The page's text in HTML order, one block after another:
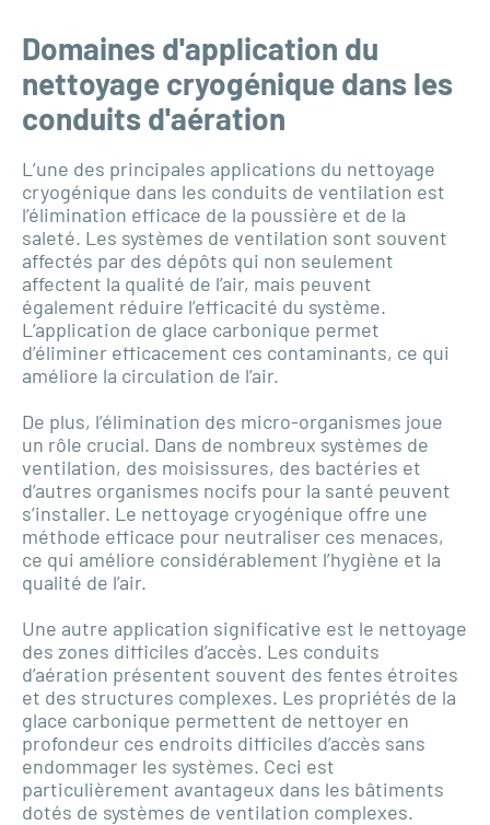
Domaines d'application du
nettoyage cryogénique dans les
conduits d'aération
L’une des principales applications du nettoyage
cryogénique dans les conduits de ventilation est
l’élimination efficace de la poussière et de la
saleté. Les systèmes de ventilation sont souvent
affectés par des dépôts qui non seulement
affectent la qualité de l’air, mais peuvent
également réduire l’efficacité du système.
L’application de glace carbonique permet
d’éliminer efficacement ces contaminants, ce qui
améliore la circulation de l’air.
De plus, l’élimination des micro-organismes joue
un rôle crucial. Dans de nombreux systèmes de
ventilation, des moisissures, des bactéries et
d’autres organismes nocifs pour la santé peuvent
s’installer. Le nettoyage cryogénique offre une
méthode efficace pour neutraliser ces menaces,
ce qui améliore considérablement l’hygiène et la
qualité de l’air.
Une autre application significative est le nettoyage
des zones difficiles d’accès. Les conduits
d’aération présentent souvent des fentes étroites
et des structures complexes. Les propriétés de la
glace carbonique permettent de nettoyer en
profondeur ces endroits difficiles d’accès sans
endommager les systèmes. Ceci est
particulièrement avantageux dans les bâtiments
dotés de systèmes de ventilation complexes.